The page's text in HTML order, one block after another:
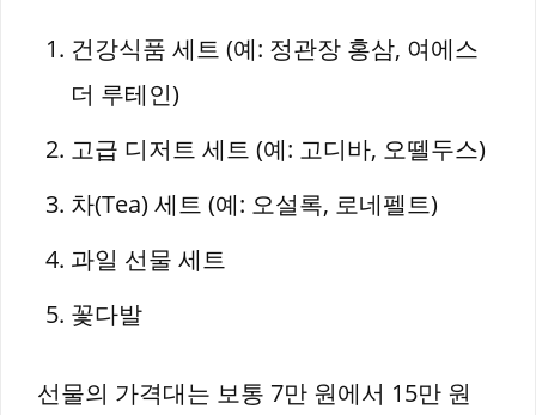
건강식품 세트 (예: 정관장 홍삼, 여에스
더 루테인)
고급 디저트 세트 (예: 고디바, 오뗄두스)
차(Tea) 세트 (예: 오설록, 로네펠트)
과일 선물 세트
꽃다발
선물의 가격대는 보통 7만 원에서 15만 원